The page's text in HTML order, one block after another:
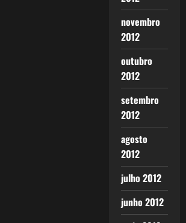
novembro
2012
outubro
2012
setembro
2012
agosto
2012
julho 2012
junho 2012